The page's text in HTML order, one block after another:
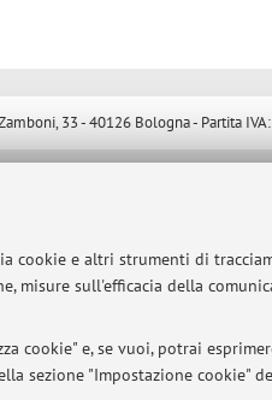
cookie e altri strumenti di
misure sull'efficacia della
cookie" e, se vuoi, potrai
sezione "Impostazione cookie"
33 - 40126 Bologna - Partita